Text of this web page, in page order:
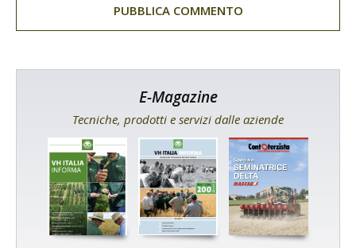
E-Magazine
Tecniche, prodotti e servizi dalle aziende